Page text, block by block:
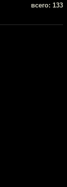
всего: 133